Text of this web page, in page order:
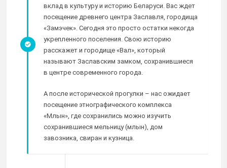
вклад в культуру и историю Беларуси. Вас ждет
посещение древнего центра Заславля, городища
«Замэчек». Сегодня это просто остатки некогда
укрепленного поселения. Свою историю
расскажет и городище «Вал», который
называют Заславским замком, сохранившиеся
в центре современного города.
А после исторической прогулки – нас ожидает
посещение этнографического комплекса
«Млын», где сохранились можно изучить
сохранившиеся мельницу (млын), дом
завозника, свиран и кузница.